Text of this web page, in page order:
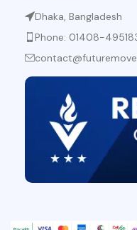
Dhaka, Bangladesh
Phone: 01408-